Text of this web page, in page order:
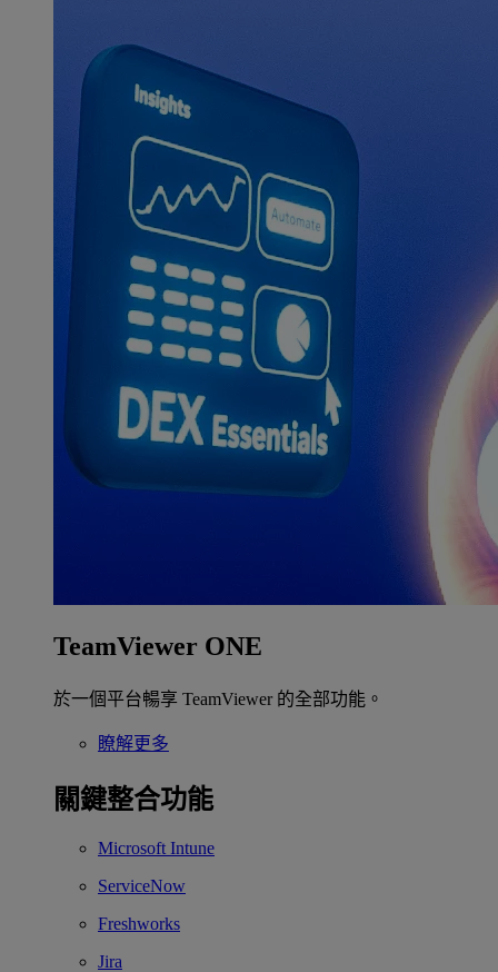
TeamViewer ONE
於一個平台暢享 TeamViewer 的全部功能。
瞭解更多
關鍵整合功能
Microsoft Intune
ServiceNow
Freshworks
Jira